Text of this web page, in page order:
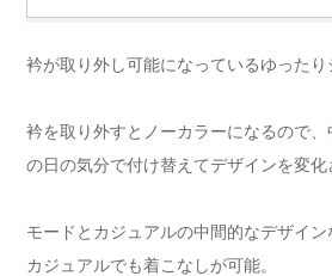
衿が取り外し可能になっているゆったり
衿を取り外すとノーカラーになるので
の日の気分で付け替えてデザインを変化
モードとカジュアルの中間的なデザイ
カジュアルでも着こなしが可能。